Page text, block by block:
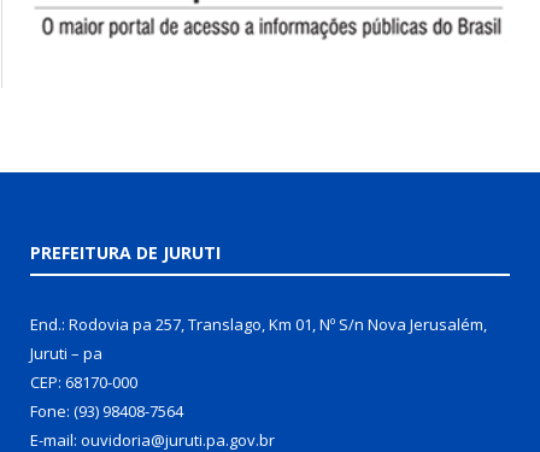
PREFEITURA DE JURUTI
End.: Rodovia pa 257, Translago, Km 01, Nº S/n Nova Jerusalém,
Juruti – pa
CEP: 68170-000
Fone: (93) 98408-7564
E-mail: ouvidoria@juruti.pa.gov.br